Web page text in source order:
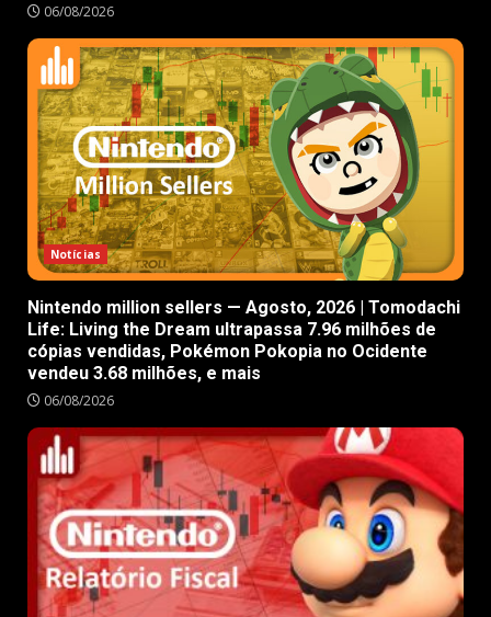
06/08/2026
Notícias
Nintendo million sellers — Agosto, 2026 | Tomodachi
Life: Living the Dream ultrapassa 7.96 milhões de
cópias vendidas, Pokémon Pokopia no Ocidente
vendeu 3.68 milhões, e mais
06/08/2026